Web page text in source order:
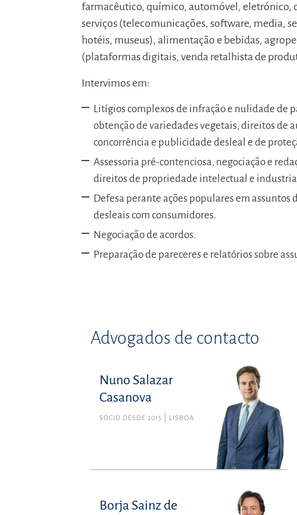
farmacêutico, químico, automóvel, eletrónico,
serviços (telecomunicações, software, media,
hotéis, museus), alimentação e bebidas,
(plataformas digitais, venda retalhista de
Intervimos em:
Litígios complexos de infração e nulidade de
obtenção de variedades vegetais, direitos de
concorrência e publicidade desleal e de
Assessoria pré-contenciosa, negociação e
direitos de propriedade intelectual e
Defesa perante ações populares em assuntos
desleais com consumidores.
Negociação de acordos.
Preparação de pareceres e relatórios sobre
Advogados de contacto
Nuno Salazar
Casanova
SÓCIO DESDE 2015 LISBOA
Borja Sainz de